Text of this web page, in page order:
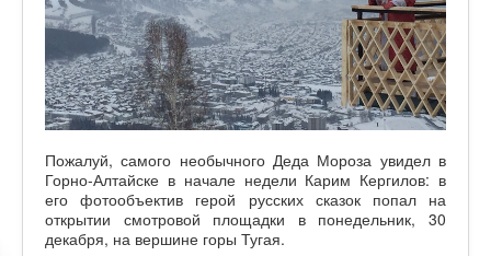
Пожалуй, самого необычного Деда Мороза увидел в
Горно-Алтайске в начале недели Карим Кергилов: в
его фотообъектив герой русских сказок попал на
открытии смотровой площадки в понедельник, 30
декабря, на вершине горы Тугая.